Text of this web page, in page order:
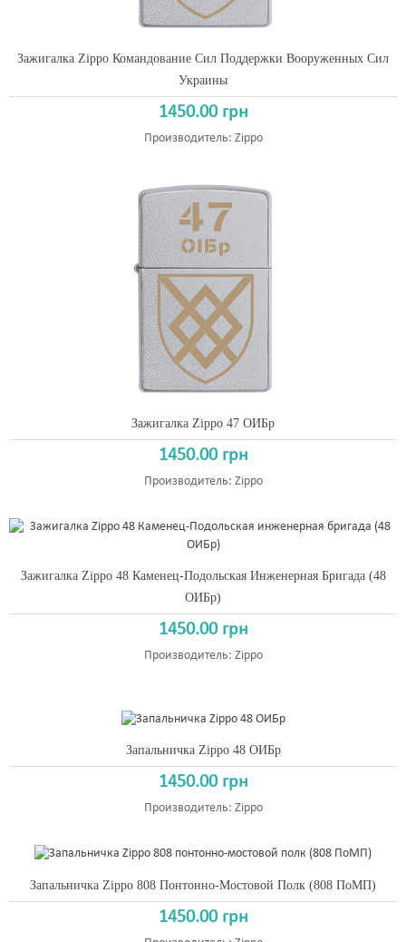
Зажигалка Zippo Командование Сил Поддержки Вооруженных Сил
Украины
1450.00 грн
Производитель: Zippo
Зажигалка Zippo 47 ОИБр
1450.00 грн
Производитель: Zippo
Зажигалка Zippo 48 Каменец-Подольская Инженерная Бригада (48
ОИБр)
1450.00 грн
Производитель: Zippo
Запальничка Zippo 48 ОИБр
1450.00 грн
Производитель: Zippo
Запальничка Zippo 808 Понтонно-Мостовой Полк (808 ПоМП)
1450.00 грн